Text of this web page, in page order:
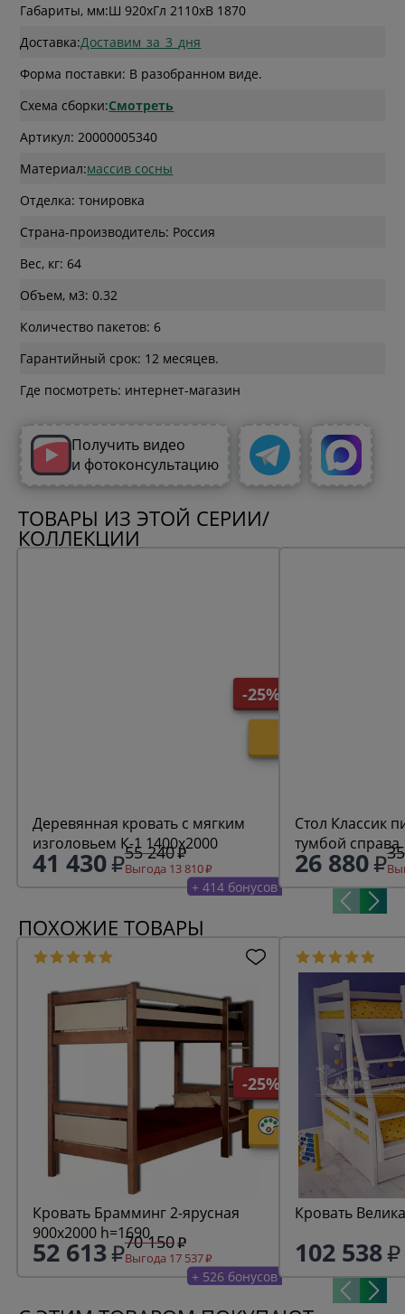
Габариты, мм:Ш 920xГл 2110xВ 1870
Доставка:Доставим_за_3_дня
Форма поставки: В разобранном виде.
Схема сборки:Смотреть
Артикул: 20000005340
Материал:массив сосны
Отделка: тонировка
Страна-производитель: Россия
Вес, кг: 64
Объем, м3: 0.32
Количество пакетов: 6
Гарантийный срок: 12 месяцев.
Где посмотреть: интернет-магазин
Получить видео
и фотоконсультацию
ТОВАРЫ ИЗ ЭТОЙ СЕРИИ/
КОЛЛЕКЦИИ
-25%
Деревянная кровать с мягким
изголовьем К-1 1400х2000
41 430 55 240
Выгода 13 810
+ 414 бонусов
Стол Классик
тумбой
26 880
ПОХОЖИЕ ТОВАРЫ
-25%
Кровать Брамминг 2-ярусная
900х2000 h=1690
52 613 70 150
Выгода 17 537
+ 526 бонусов
Кровать
102 538